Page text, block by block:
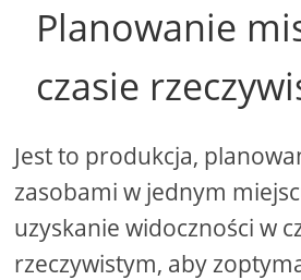
Planowanie
czasie
Jest to produkcja,
zasobami w jednym
uzyskanie widoczności w
rzeczywistym, aby